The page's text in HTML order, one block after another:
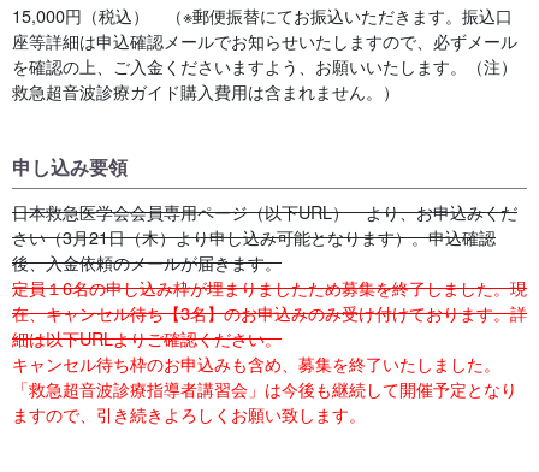
15,000円（税込） （※郵便振替にてお振込いただきます。振込口
座等詳細は申込確認メールでお知らせいたしますので、必ずメール
を確認の上、ご入金くださいますよう、お願いいたします。（注）
救急超音波診療ガイド購入費用は含まれません。）
申し込み要領
日本救急医学会会員専用ページ（以下URL） より、お申込みくだ
さい（3月21日（木）より申し込み可能となります）。申込確認
後、入金依頼のメールが届きます。
定員１6名の申し込み枠が埋まりましたため募集を終了しました。現
在、キャンセル待ち【3名】のお申込みのみ受け付けております。詳
細は以下URLよりご確認ください。
キャンセル待ち枠のお申込みも含め、募集を終了いたしました。
「救急超音波診療指導者講習会」は今後も継続して開催予定となり
ますので、引き続きよろしくお願い致します。